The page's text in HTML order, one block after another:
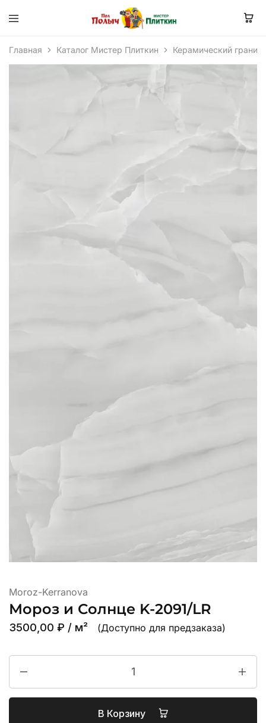
Главная Каталог Мистер Плиткин Керамический гранит
Moroz-Kerranova
Мороз и Солнце K-2091/LR
3500,00 ₽ / м² (Доступно для предзаказа)
В Корзину